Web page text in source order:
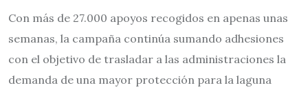
Con más de 27.000 apoyos recogidos en apenas unas
semanas, la campaña continúa sumando adhesiones
con el objetivo de trasladar a las administraciones la
demanda de una mayor protección para la laguna